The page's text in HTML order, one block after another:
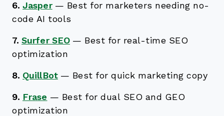
6. Jasper — Best for marketers needing no-
code AI tools
7. Surfer SEO — Best for real-time SEO
optimization
8. QuillBot — Best for quick marketing copy
9. Frase — Best for dual SEO and GEO
optimization